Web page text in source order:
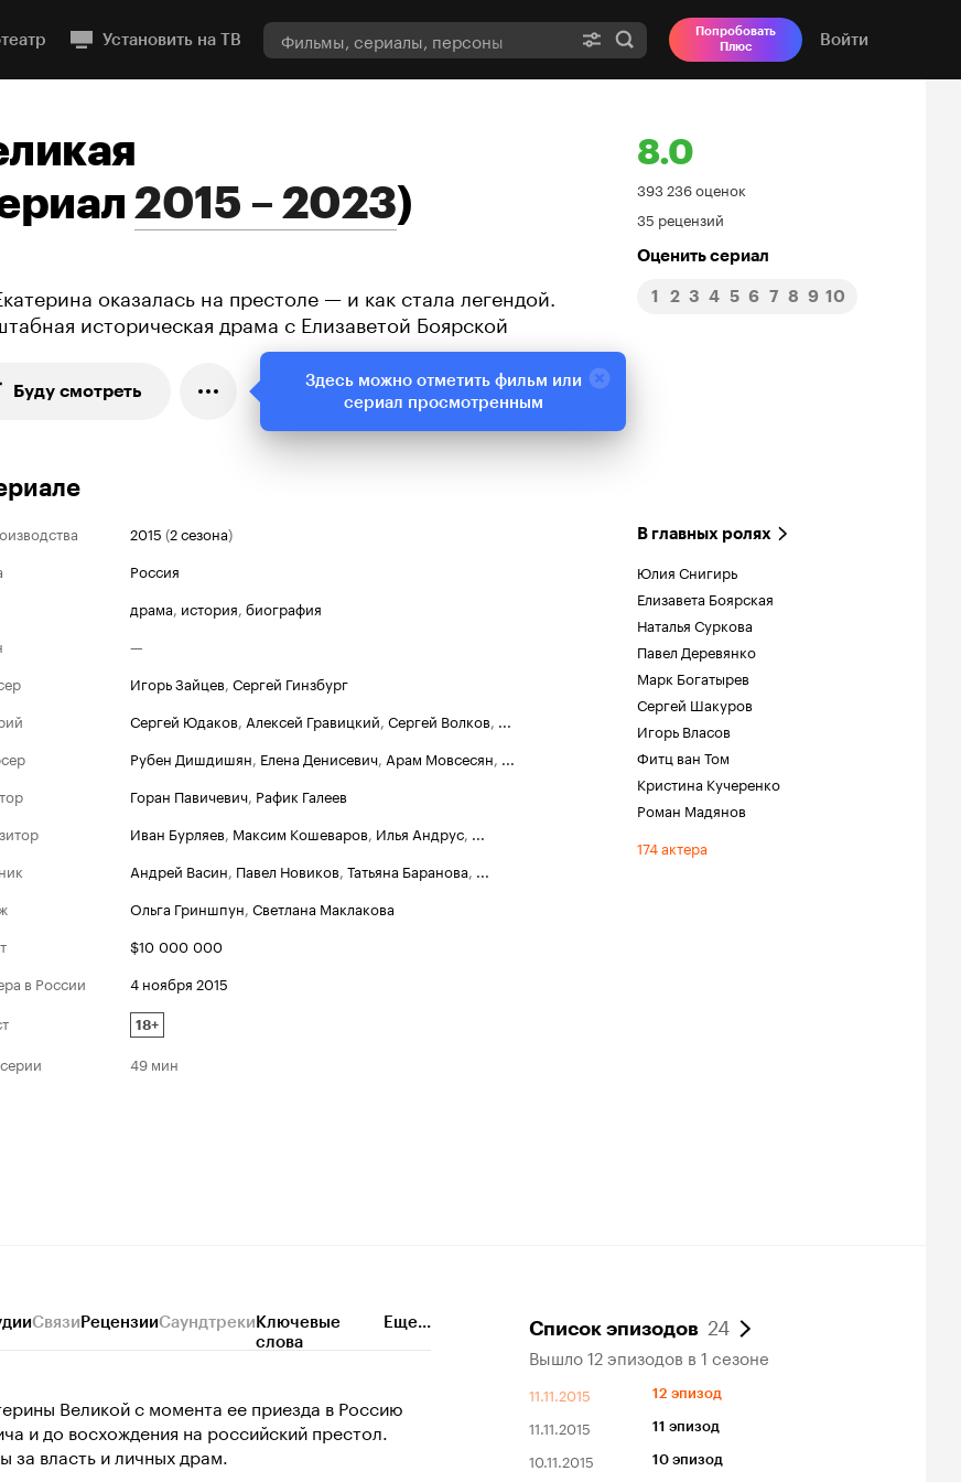
Установить на ТВ
Попробовать
Плюс
Войти
2015 – 2023)
оказалась на престоле — и как стала легендой.
историческая драма с Елизаветой Боярской
Буду смотреть
8.0
Рейтинг
Кинопоиска
8.0
393 236 оценок
35 рецензий
Оценить сериал
1 2 3 4 5 6 7 8 9 10
2015 (2 сезона)
Россия
драма, история, биография
—
Игорь Зайцев, Сергей Гинзбург
Сергей Юдаков, Алексей Гравицкий, Сергей Волков, ...
Рубен Дишдишян, Елена Денисевич, Арам Мовсесян, ...
Горан Павичевич, Рафик Галеев
Иван Бурляев, Максим Кошеваров, Илья Андрус, ...
Андрей Васин, Павел Новиков, Татьяна Баранова, ...
Ольга Гриншпун, Светлана Маклакова
$10 000 000
в России
4 ноября 2015
18+
49 мин
В главных ролях
Юлия Снигирь
Елизавета Боярская
Наталья Суркова
Павел Деревянко
Марк Богатырев
Сергей Шакуров
Игорь Власов
Фитц ван Том
Кристина Кучеренко
Роман Мадянов
174 актера
СвязиРецензииСаундтрекиКлючевые
слова
Еще...
Великой с момента ее приезда в Россию
и до восхождения на российский престол.
власть и личных драм.
Список эпизодов 24
Вышло 12 эпизодов в 1 сезоне
11.11.2015 12 эпизод
11.11.2015 11 эпизод
10.11.2015 10 эпизод
Здесь можно отметить фильм или
сериал просмотренным